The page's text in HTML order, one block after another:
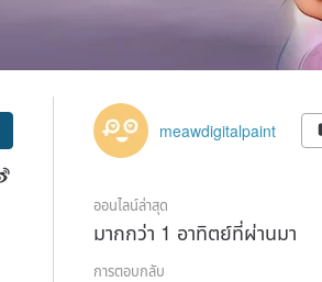
meawdigitalpaint
ออนไลน์ล่าสุด
มากกว่า 1 อาทิตย์ที่ผ่านมา
การตอบกลับ